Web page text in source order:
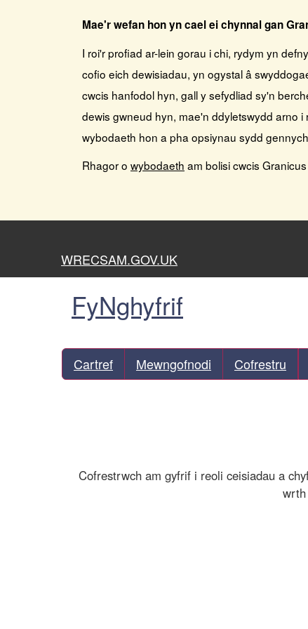
Mae'r wefan hon yn cael ei chynnal gan
I roi'r profiad ar-lein gorau i chi, rydym yn
cofio eich dewisiadau, yn ogystal â
cwcis hanfodol hyn, gall y sefydliad sy'n
dewis gwneud hyn, mae'n ddyletswydd arno
wybodaeth hon a pha opsiynau sydd
Rhagor o wybodaeth am bolisi cwcis Granicus
WRECSAM.GOV.UK
FyNghyfrif
Cartref Mewngofnodi Cofrestru
Cofrestrwch am gyfrif i reoli ceisiadau a